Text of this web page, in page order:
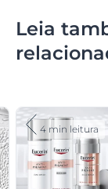
Leia
4 min leitura